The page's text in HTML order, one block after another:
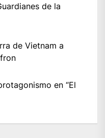
de la
de Vietnam a
en “El